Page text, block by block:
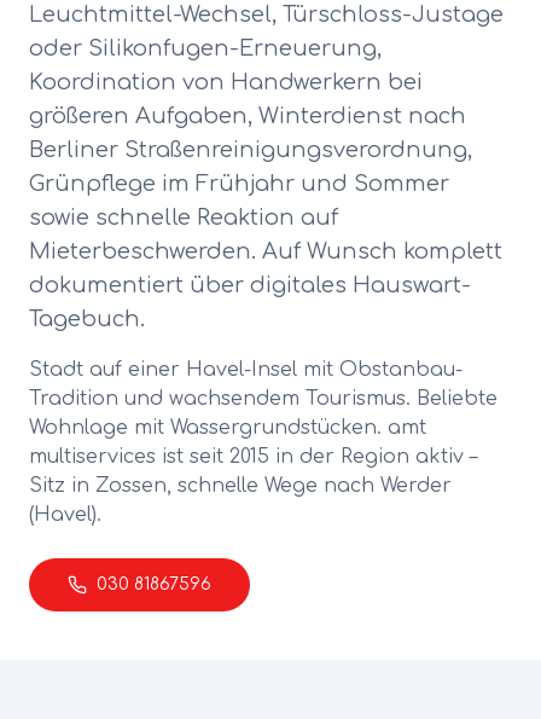
Leuchtmittel-Wechsel, Türschloss-Justage
oder Silikonfugen-Erneuerung,
Koordination von Handwerkern bei
größeren Aufgaben, Winterdienst nach
Berliner Straßenreinigungsverordnung,
Grünpflege im Frühjahr und Sommer
sowie schnelle Reaktion auf
Mieterbeschwerden. Auf Wunsch komplett
dokumentiert über digitales Hauswart-
Tagebuch.
Stadt auf einer Havel-Insel mit Obstanbau-
Tradition und wachsendem Tourismus. Beliebte
Wohnlage mit Wassergrundstücken. amt
multiservices ist seit 2015 in der Region aktiv –
Sitz in Zossen, schnelle Wege nach Werder
(Havel).
030 81867596